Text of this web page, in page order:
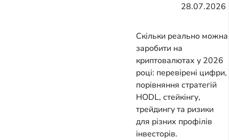
28.07.2026
Скільки реально можна
заробити на
криптовалютах у 2026
році: перевірені цифри,
порівняння стратегій
HODL, стейкінгу,
трейдингу та ризики
для різних профілів
інвесторів.